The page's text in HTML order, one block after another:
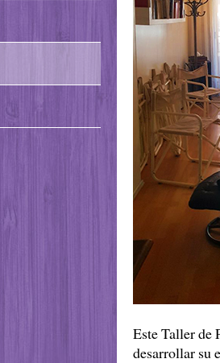
Este Taller de
desarrollar su